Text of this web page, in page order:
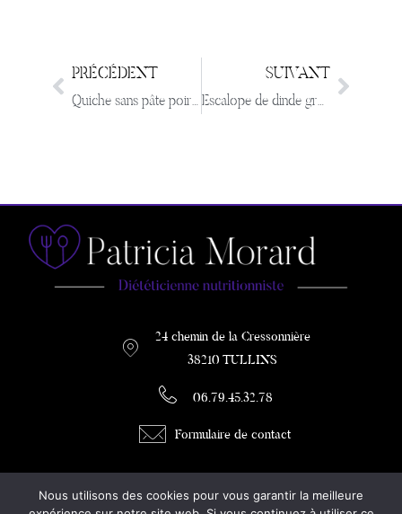
PRÉCÉDENT
Quiche sans pâte poireau Roquefort bacon
SUIVANT
Escalope de dinde gratinée
24 chemin de la Cressonnière
38210 TULLINS
06.79.45.32.78
Formulaire de contact
DIETETICIENNE / COACH MINCEUR
Nous utilisons des cookies pour vous garantir la meilleure